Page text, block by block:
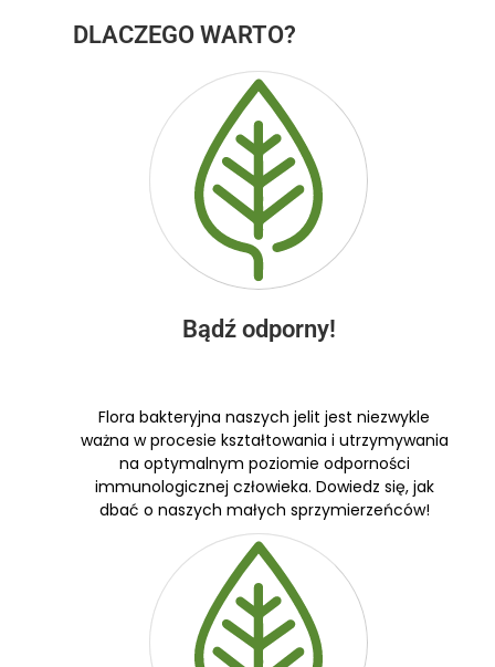
DLACZEGO WARTO?
Bądź odporny!
Flora bakteryjna naszych jelit jest niezwykle
ważna w procesie kształtowania i utrzymywania
na optymalnym poziomie odporności
immunologicznej człowieka. Dowiedz się, jak
dbać o naszych małych sprzymierzeńców!